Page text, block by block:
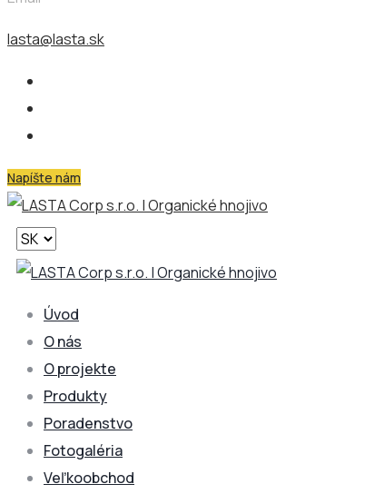
lasta@lasta.sk
Napíšte nám
Vyberte
jazyk
Úvod
O nás
O projekte
Produkty
Poradenstvo
Fotogaléria
Veľkoobchod